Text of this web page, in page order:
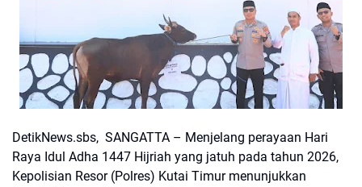
DetikNews.sbs, SANGATTA – Menjelang perayaan Hari
Raya Idul Adha 1447 Hijriah yang jatuh pada tahun 2026,
Kepolisian Resor (Polres) Kutai Timur menunjukkan